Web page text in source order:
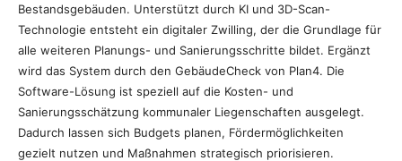
Bestandsgebäuden. Unterstützt durch KI und 3D-Scan-
Technologie entsteht ein digitaler Zwilling, der die Grundlage für
alle weiteren Planungs- und Sanierungsschritte bildet. Ergänzt
wird das System durch den GebäudeCheck von Plan4. Die
Software-Lösung ist speziell auf die Kosten- und
Sanierungsschätzung kommunaler Liegenschaften ausgelegt.
Dadurch lassen sich Budgets planen, Fördermöglichkeiten
gezielt nutzen und Maßnahmen strategisch priorisieren.